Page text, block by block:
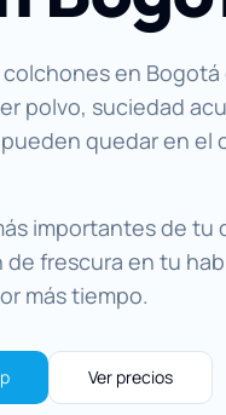
colchones en
polvo, suciedad
quedar en el
importantes de tu
frescura en tu
más tiempo.
Ver precios